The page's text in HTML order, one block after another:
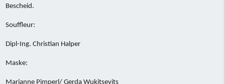
Bescheid.
Souffleur:
Dipl-Ing. Christian Halper
Maske:
Marianne Pimperl/ Gerda Wukitsevits